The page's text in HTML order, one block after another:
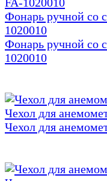
Фонарь ручной со
1020010
Фонарь ручной со
1020010
Чехол для
Чехол для